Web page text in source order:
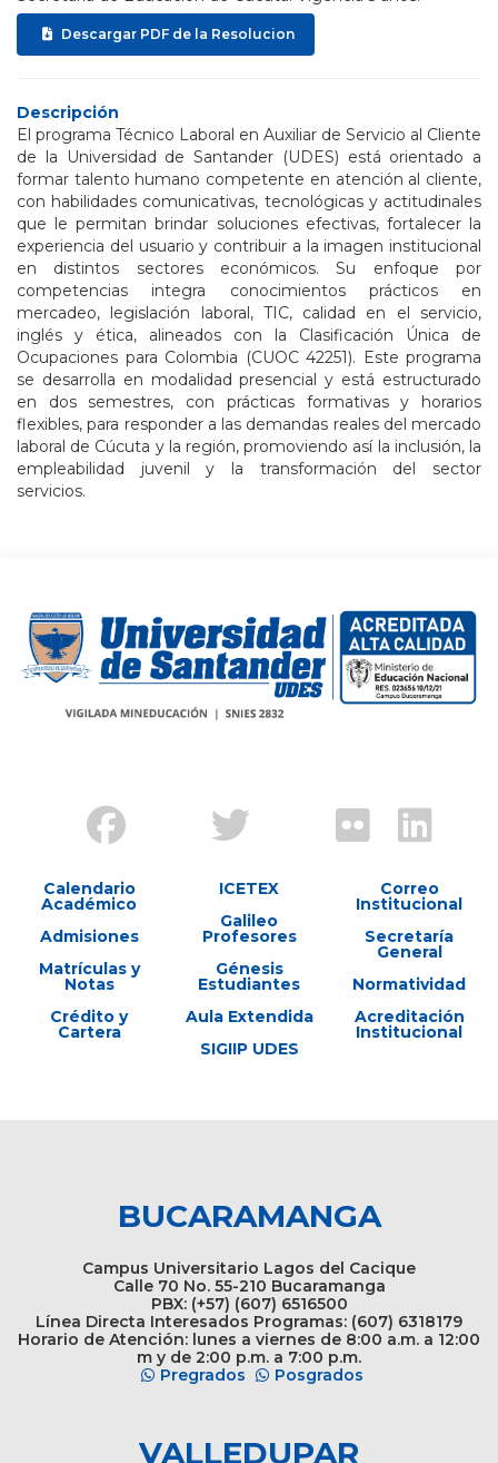
Descargar PDF de la Resolucion
Descripción
El programa Técnico Laboral en Auxiliar de Servicio al Cliente
de la Universidad de Santander (UDES) está orientado a
formar talento humano competente en atención al cliente,
con habilidades comunicativas, tecnológicas y actitudinales
que le permitan brindar soluciones efectivas, fortalecer la
experiencia del usuario y contribuir a la imagen institucional
en distintos sectores económicos. Su enfoque por
competencias integra conocimientos prácticos en
mercadeo, legislación laboral, TIC, calidad en el servicio,
inglés y ética, alineados con la Clasificación Única de
Ocupaciones para Colombia (CUOC 42251). Este programa
se desarrolla en modalidad presencial y está estructurado
en dos semestres, con prácticas formativas y horarios
flexibles, para responder a las demandas reales del mercado
laboral de Cúcuta y la región, promoviendo así la inclusión, la
empleabilidad juvenil y la transformación del sector
servicios.
Calendario
Académico
Admisiones
Matrículas y
Notas
Crédito y
Cartera
ICETEX
Galileo
Profesores
Génesis
Estudiantes
Aula Extendida
SIGIIP UDES
Correo
Institucional
Secretaría
General
Normatividad
Acreditación
Institucional
BUCARAMANGA
Campus Universitario Lagos del Cacique
Calle 70 No. 55-210 Bucaramanga
PBX: (+57) (607) 6516500
Línea Directa Interesados Programas: (607) 6318179
Horario de Atención: lunes a viernes de 8:00 a.m. a 12:00
m y de 2:00 p.m. a 7:00 p.m.
Pregrados
Posgrados
VALLEDUPAR